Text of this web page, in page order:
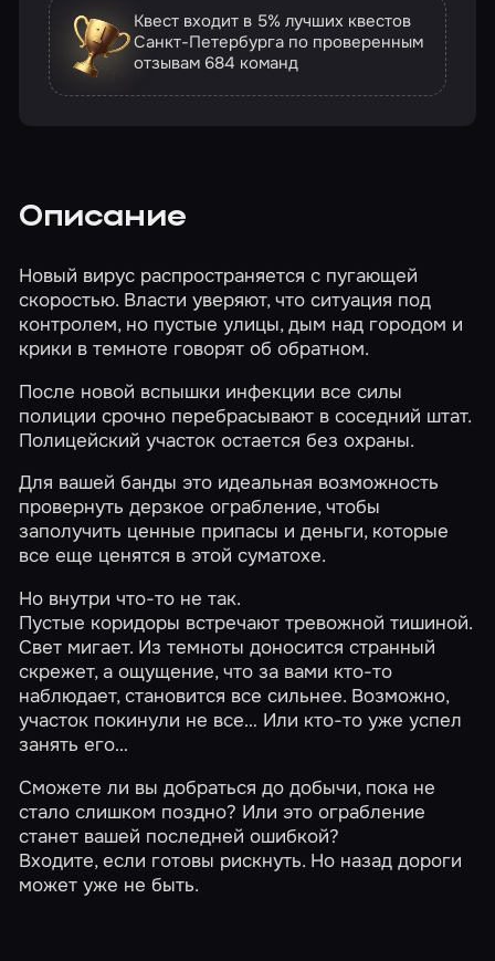
Квест входит в 5% лучших квестов
Санкт-Петербурга по проверенным
отзывам 684 команд
Описание
Новый вирус распространяется с пугающей
скоростью. Власти уверяют, что ситуация под
контролем, но пустые улицы, дым над городом и
крики в темноте говорят об обратном.
После новой вспышки инфекции все силы
полиции срочно перебрасывают в соседний штат.
Полицейский участок остается без охраны.
Для вашей банды это идеальная возможность
провернуть дерзкое ограбление, чтобы
заполучить ценные припасы и деньги, которые
все еще ценятся в этой суматохе.
Но внутри что-то не так.
Пустые коридоры встречают тревожной тишиной.
Свет мигает. Из темноты доносится странный
скрежет, а ощущение, что за вами кто-то
наблюдает, становится все сильнее. Возможно,
участок покинули не все… Или кто-то уже успел
занять его…
Сможете ли вы добраться до добычи, пока не
стало слишком поздно? Или это ограбление
станет вашей последней ошибкой?
Входите, если готовы рискнуть. Но назад дороги
может уже не быть.